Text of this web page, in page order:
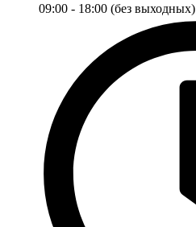
09:00 - 18:00 (без выходных)